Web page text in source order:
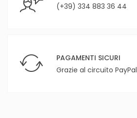
(+39) 334 883 36 44
PAGAMENTI SICURI
Grazie al circuito PayPal